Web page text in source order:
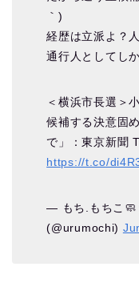
｀)
経歴は立派よ？
通行人としてし
＜横浜市長選＞
候補する決意固
で」：東京新聞
https://t.co/
— もち.もちこ
(@urumochi)